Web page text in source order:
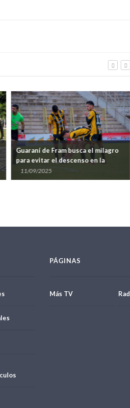
Guaraní de Fram busca el milagro
para evitar el descenso en la
Intermedia
11/09/2025
PÁGINAS
Más TV